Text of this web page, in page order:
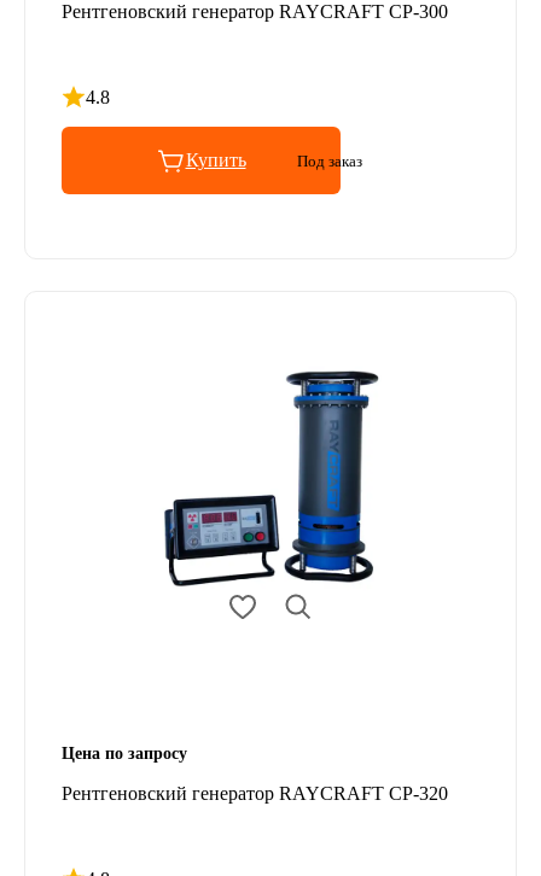
Рентгеновский генератор RAYCRAFT CP-300
4.8
Рейтинг 4.8 из 5
Купить Под заказ
Цена по запросу
Рентгеновский генератор RAYCRAFT CP-320